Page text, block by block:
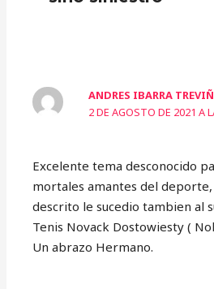
ANDRES IBARRA
2 DE AGOSTO DE 2021 A
Excelente tema desconocido
mortales amantes del
descrito le sucedio tambien al
Tenis Novack Dostowiesty (
Un abrazo Hermano.